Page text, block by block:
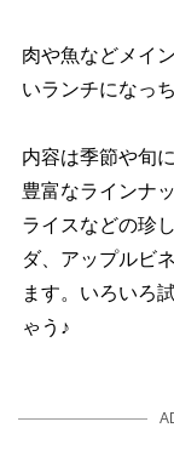
肉や魚などメイ
いランチになっ
内容は季節や旬
豊富なラインナ
ライスなどの珍
ダ、アップルビ
ます。いろいろ
ゃう♪